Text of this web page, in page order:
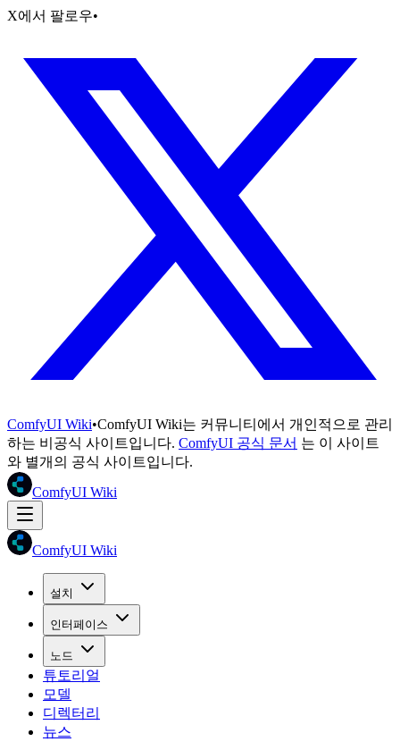
X에서 팔로우•
ComfyUI Wiki•ComfyUI Wiki는 커뮤니티에서 개인적으로 관리
하는 비공식 사이트입니다. ComfyUI 공식 문서 는 이 사이트
와 별개의 공식 사이트입니다.
ComfyUI Wiki
ComfyUI Wiki
설치
인터페이스
노드
튜토리얼
모델
디렉터리
뉴스